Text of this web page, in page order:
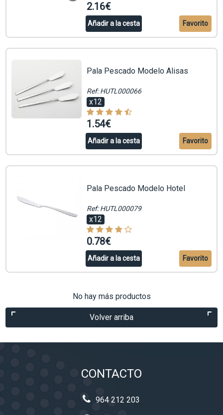
2.16€
Añadir a la cesta Favorito
Pala Pescado Modelo Alisas
Ref: HUTL000066
x12
1.54€
Añadir a la cesta Favorito
Pala Pescado Modelo Hotel
Ref: HUTL000079
x12
0.78€
Añadir a la cesta Favorito
No hay más productos
Volver arriba
CONTACTO
964 212 203